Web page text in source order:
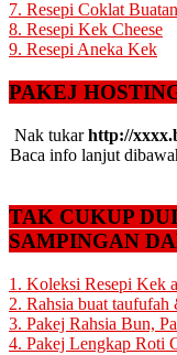
7. Resepi Coklat
8. Resepi Kek Cheese
9. Resepi Aneka Kek
PAKEJ
Nak tukarhttp://
Baca info lanjut
TAK CUKUP
SAMPINGAN
1. Koleksi Resepi Kek
2. Rahsia buat taufufah
3. Pakej Rahsia Bun,
4. Pakej Lengkap Roti